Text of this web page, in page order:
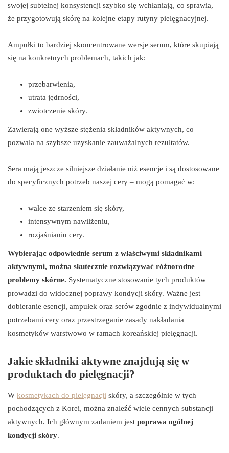
swojej subtelnej konsystencji szybko się wchłaniają, co sprawia,
że przygotowują skórę na kolejne etapy rutyny pielęgnacyjnej.
Ampułki to bardziej skoncentrowane wersje serum, które skupiają
się na konkretnych problemach, takich jak:
przebarwienia,
utrata jędrności,
zwiotczenie skóry.
Zawierają one wyższe stężenia składników aktywnych, co
pozwala na szybsze uzyskanie zauważalnych rezultatów.
Sera mają jeszcze silniejsze działanie niż esencje i są dostosowane
do specyficznych potrzeb naszej cery – mogą pomagać w:
walce ze starzeniem się skóry,
intensywnym nawilżeniu,
rozjaśnianiu cery.
Wybierając odpowiednie serum z właściwymi składnikami
aktywnymi, można skutecznie rozwiązywać różnorodne
problemy skórne. Systematyczne stosowanie tych produktów
prowadzi do widocznej poprawy kondycji skóry. Ważne jest
dobieranie esencji, ampułek oraz serów zgodnie z indywidualnymi
potrzebami cery oraz przestrzeganie zasady nakładania
kosmetyków warstwowo w ramach koreańskiej pielęgnacji.
Jakie składniki aktywne znajdują się w
produktach do pielęgnacji?
W kosmetykach do pielęgnacji skóry, a szczególnie w tych
pochodzących z Korei, można znaleźć wiele cennych substancji
aktywnych. Ich głównym zadaniem jest poprawa ogólnej
kondycji skóry.